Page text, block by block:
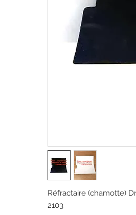
Réfractaire (chamotte)
2103